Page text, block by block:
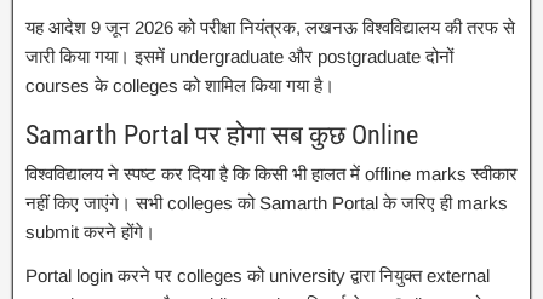
यह आदेश 9 जून 2026 को परीक्षा नियंत्रक, लखनऊ विश्वविद्यालय की तरफ से
जारी किया गया। इसमें undergraduate और postgraduate दोनों
courses के colleges को शामिल किया गया है।
Samarth Portal पर होगा सब कुछ Online
विश्वविद्यालय ने स्पष्ट कर दिया है कि किसी भी हालत में offline marks स्वीकार
नहीं किए जाएंगे। सभी colleges को Samarth Portal के जरिए ही marks
submit करने होंगे।
Portal login करने पर colleges को university द्वारा नियुक्त external